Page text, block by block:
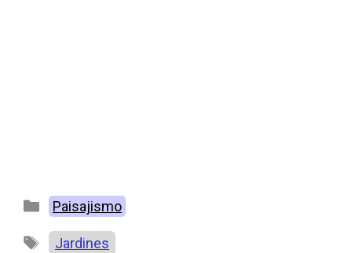
Categorías
Paisajismo
Etiquetas
Jardines